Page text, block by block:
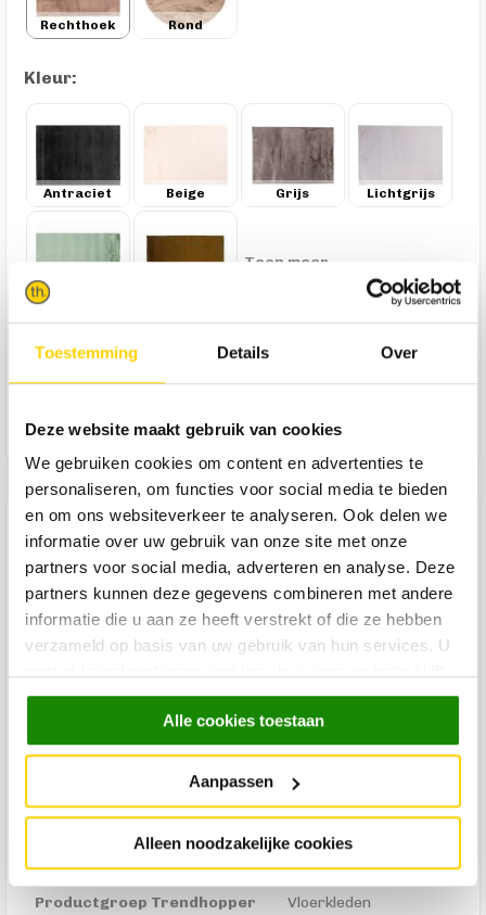
Toestemming Details Over
Deze website maakt gebruik van cookies
We gebruiken cookies om content en advertenties te
personaliseren, om functies voor social media te bieden
en om ons websiteverkeer te analyseren. Ook delen we
informatie over uw gebruik van onze site met onze
partners voor social media, adverteren en analyse. Deze
partners kunnen deze gegevens combineren met andere
informatie die u aan ze heeft verstrekt of die ze hebben
verzameld op basis van uw gebruik van hun services. U
gebruiken.
Alle cookies toestaan
Aanpassen
Alleen noodzakelijke cookies
Rechthoek Rond
Kleur:
Antraciet Beige Grijs Lichtgrijs
Mintgroen
Toon meer
249,-
In winkelmandje
Product specificaties
Materiaal vloerkleed
100% Polyester
Geschikt Binnen/Buiten
Merk
Trendhopper
Levertijd
Minimale levertijd van 2 weken.
Kleur
Taupe
100% Polyester
Breedte
160 cm
Productgroep Trendhopper
Vloerkleden